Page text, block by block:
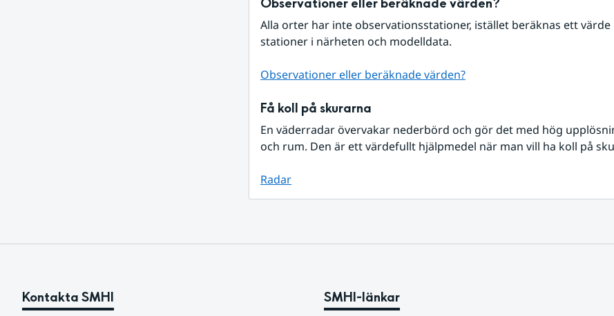
Observationer eller beräknade värden?
Alla orter har inte observationsstationer, istället beräknas ett
stationer i närheten och modelldata.
Observationer eller beräknade värden?
Få koll på skurarna
En väderradar övervakar nederbörd och gör det med hög
och rum. Den är ett värdefullt hjälpmedel när man vill ha koll på
Radar
Kontakta SMHI SMHI-länkar